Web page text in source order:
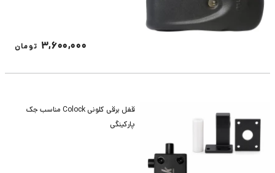
3,600,000 تومان
قفل برقی کلونی Colock مناسب جک
پارکینگی